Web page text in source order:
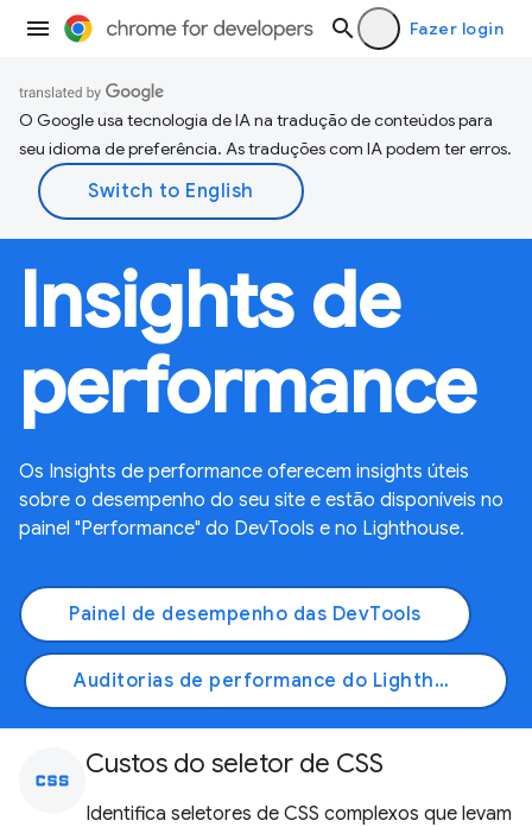
Fazer login
O Google usa tecnologia de IA na tradução de conteúdos para
seu idioma de preferência. As traduções com IA podem ter erros.
Insights de
performance
Os Insights de performance oferecem insights úteis
sobre o desempenho do seu site e estão disponíveis no
painel "Performance" do DevTools e no Lighthouse.
Painel de desempenho das DevTools
Auditorias de performance do Lighthouse
css Custos do seletor de CSS
Identifica seletores de CSS complexos que levam